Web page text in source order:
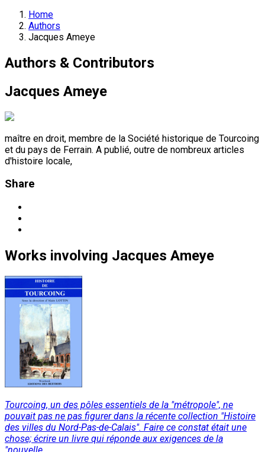
Home
Authors
Jacques Ameye
Authors & Contributors
Jacques Ameye
maître en droit, membre de la Société historique de Tourcoing
et du pays de Ferrain. A publié, outre de nombreux articles
d'histoire locale,
Share
Works involving Jacques Ameye
Tourcoing, un des pôles essentiels de la "métropole", ne
pouvait pas ne pas figurer dans la récente collection "Histoire
des villes du Nord-Pas-de-Calais". Faire ce constat était une
chose; écrire un livre qui réponde aux exigences de la